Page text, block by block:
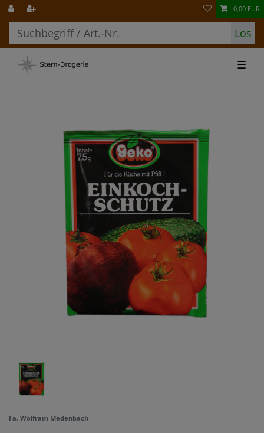
Los
0,00 EUR
☰
Fa. Wolfram Medenbach